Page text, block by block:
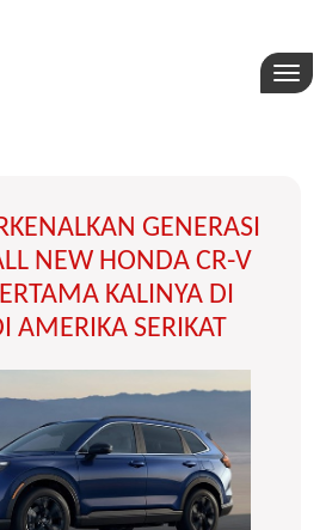
Toggle
GENERASI
NEW HONDA CR-V
KALINYA DI
AMERIKA SERIKAT